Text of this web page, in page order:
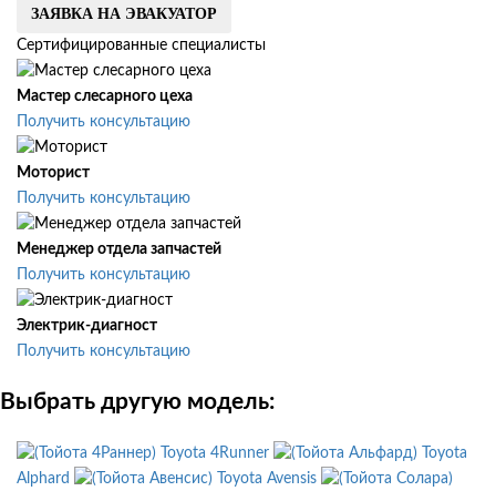
ЗАЯВКА НА ЭВАКУАТОР
Сертифицированные специалисты
Мастер слесарного цеха
Получить консультацию
Моторист
Получить консультацию
Менеджер отдела запчастей
Получить консультацию
Электрик-диагност
Получить консультацию
Выбрать другую модель:
Toyota 4Runner
Toyota
Alphard
Toyota Avensis